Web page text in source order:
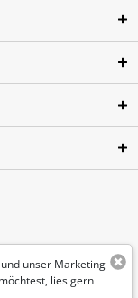
unser Marketing
lies gern